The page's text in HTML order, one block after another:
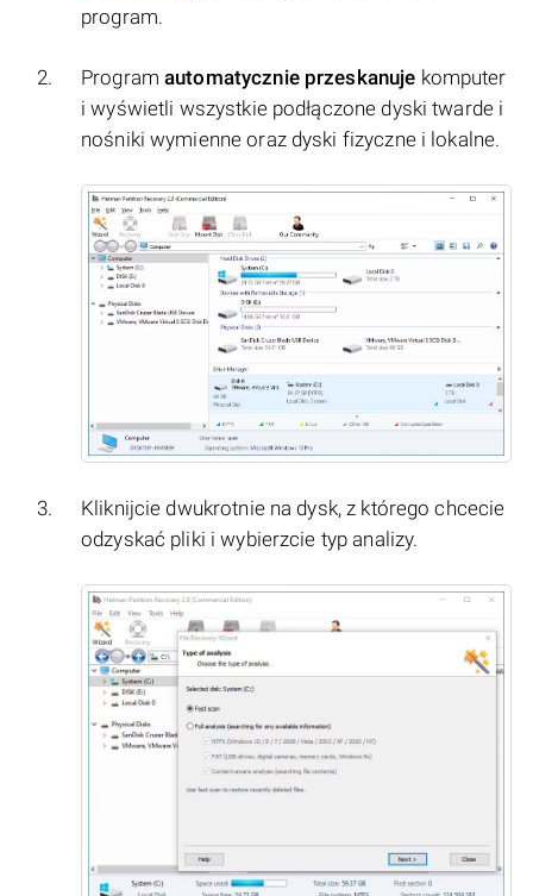
program.
Programautomatycznie przeskanuje komputer
i wyświetli wszystkie podłączone dyski twarde i
nośniki wymienne oraz dyski fizyczne i lokalne.
Kliknijcie dwukrotnie na dysk, z którego chcecie
odzyskać pliki i wybierzcie typ analizy.